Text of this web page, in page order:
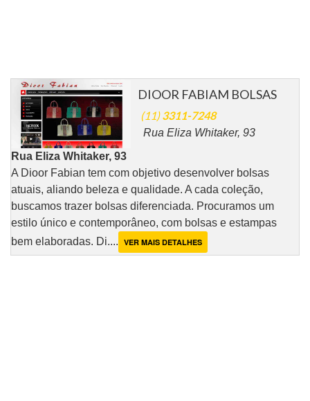
DIOOR FABIAM BOLSAS
(11)3311-7248
Rua Eliza Whitaker, 93
Rua Eliza Whitaker, 93
A Dioor Fabian tem com objetivo desenvolver bolsas
atuais, aliando beleza e qualidade. A cada coleção,
buscamos trazer bolsas diferenciada. Procuramos um
estilo único e contemporâneo, com bolsas e estampas
bem elaboradas. Di.... VER MAIS DETALHES